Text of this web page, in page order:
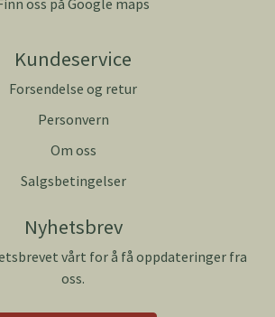
Kundeservice
Forsendelse og retur
Personvern
Om oss
Salgsbetingelser
Nyhetsbrev
vårt for å få oppdateringer fra
oss.